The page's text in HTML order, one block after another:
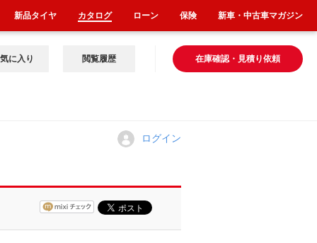
在庫確認・見積り依頼
に入り 閲覧履歴
ログイン
新品タイヤ カタログ ローン 保険 新車・中古車マガジン